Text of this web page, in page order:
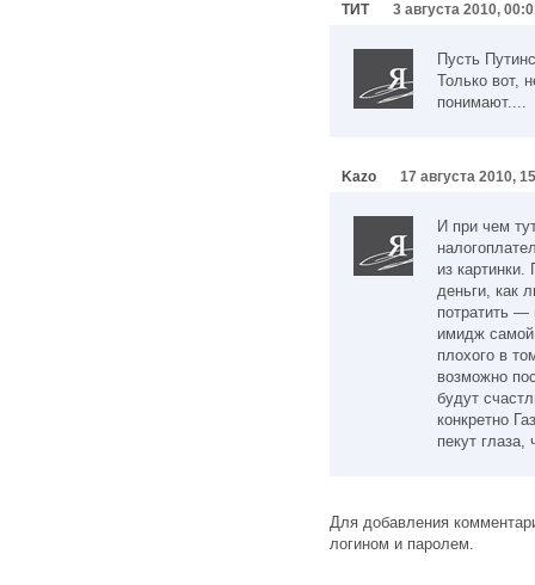
ТИТ 3 августа 2010,
Пусть
Только вот,
понимают....
Kazo 17 августа 2010,
И при чем
из картинки.
деньги, как
потратить —
имидж
плохого в
возможно
будут
конкретно
пекут
Для добавления
логином и паролем.